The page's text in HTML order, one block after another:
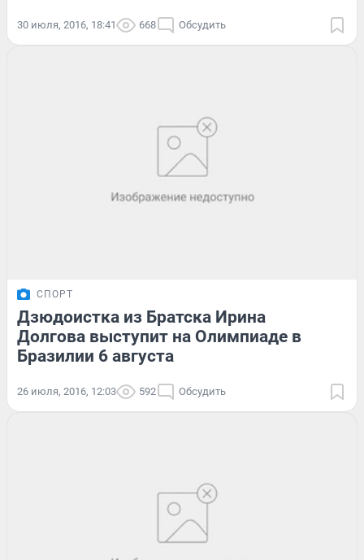
30 июля, 2016, 18:41 668 Обсудить
СПОРТ
Дзюдоистка из Братска Ирина
Долгова выступит на Олимпиаде в
Бразилии 6 августа
26 июля, 2016, 12:03 592 Обсудить